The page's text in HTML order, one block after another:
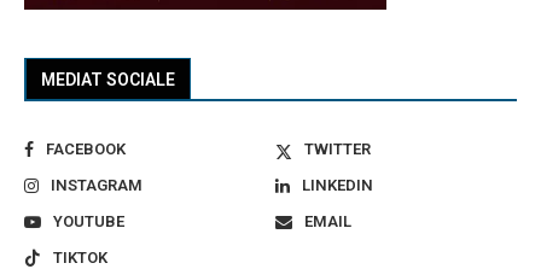
MEDIAT SOCIALE
FACEBOOK
TWITTER
INSTAGRAM
LINKEDIN
YOUTUBE
EMAIL
TIKTOK